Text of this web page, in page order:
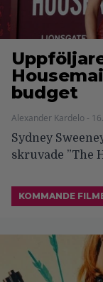
budget
Alexander Kardelo -
Sydney
skruvade ”The
KOMMANDE